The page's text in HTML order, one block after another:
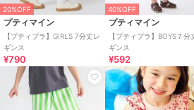
20%OFF
プティマイン
【プティプラ】GIRLS 7分丈レ
ギンス
¥790
40%OFF
プティマイン
【プティプラ】BOYS７分
ギンス
¥592